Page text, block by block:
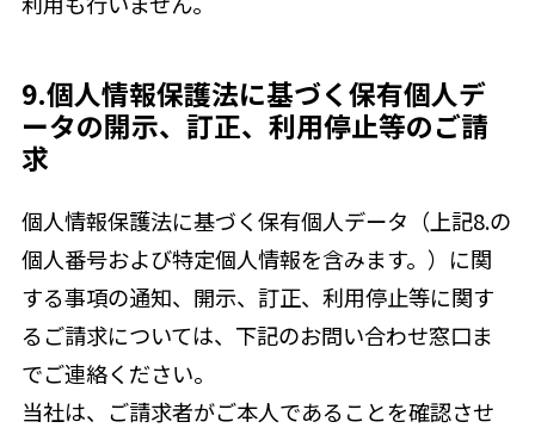
9.個人情報保護法に基づく保有個人デ
ータの開示、訂正、利用停止等のご請
求
個人情報保護法に基づく保有個人データ（上記8.の
個人番号および特定個人情報を含みます。）に関
する事項の通知、開示、訂正、利用停止等に関す
るご請求については、下記のお問い合わせ窓口ま
でご連絡ください。
当社は、ご請求者がご本人であることを確認させ